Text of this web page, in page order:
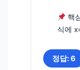
핵
식에
정답: 6